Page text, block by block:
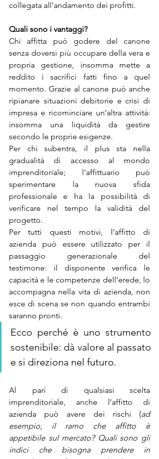
collegata all’andamento dei profitti.
Quali sono i vantaggi?
Chi affitta può godere del canone
senza doversi più occupare della vera e
propria gestione, insomma mette a
reddito i sacrifici fatti fino a quel
momento. Grazie al canone può anche
ripianare situazioni debitorie e crisi di
impresa e ricominciare un’altra attività:
insomma una liquidità da gestire
secondo le proprie esigenze.
Per chi subentra, il plus sta nella
gradualità di accesso al mondo
imprenditoriale; l’affittuario può
sperimentare la nuova sfida
professionale e ha la possibilità di
verificare nel tempo la validità del
progetto.
Per tutti questi motivi, l’affitto di
azienda può essere utilizzato per il
passaggio generazionale del
testimone: il disponente verifica le
capacità e le competenze dell’erede, lo
accompagna nella vita di azienda, non
esce di scena se non quando entrambi
saranno pronti.
Ecco perché è uno strumento
sostenibile: dà valore al passato
e si direziona nel futuro.
Al pari di qualsiasi scelta
imprenditoriale, anche l’affitto di
azienda può avere dei rischi (ad
esempio, il ramo che affitto è
appetibile sul mercato? Quali sono gli
indici che bisogna prendere in